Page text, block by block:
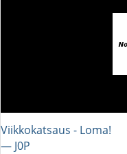
Viikkokatsaus - Loma!
― J0P